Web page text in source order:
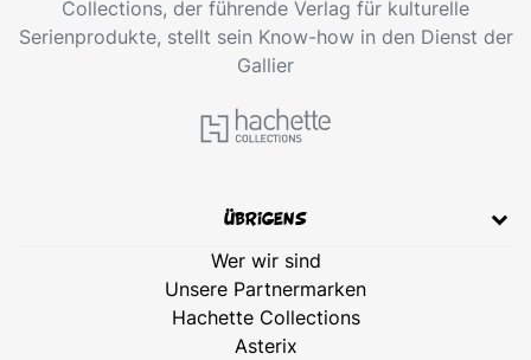
Collections, der führende Verlag für kulturelle
Serienprodukte, stellt sein Know-how in den Dienst der
Gallier
übrigens
Wer wir sind
Unsere Partnermarken
Hachette Collections
Asterix